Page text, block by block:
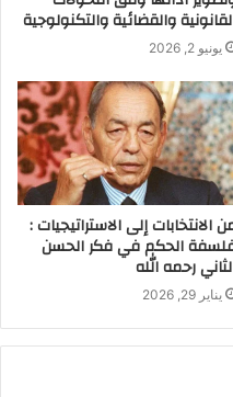
والقضائية والتكنولوجية
يونيو 2, 2026
الانتخابات إلى الاستراتيجيات :
الحكم في فكر الحسن
رحمه الله
يناير 29, 2026